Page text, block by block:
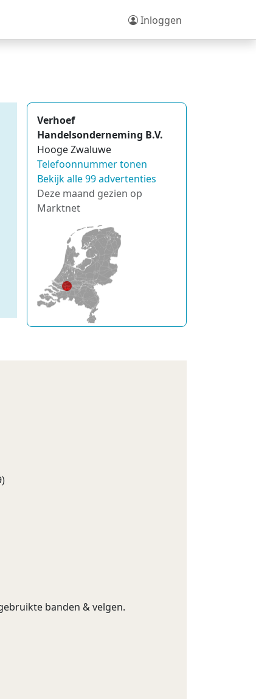
Inloggen
Verhoef
Handelsonderneming B.V.
Hooge Zwaluwe
Telefoonnummer tonen
Bekijk alle 99 advertenties
Deze maand gezien op
Marktnet
banden & velgen.